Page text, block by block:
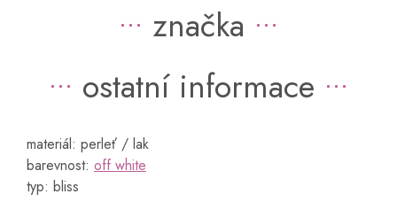
značka
ostatní informace
materiál: perleť / lak
barevnost: off white
typ: bliss